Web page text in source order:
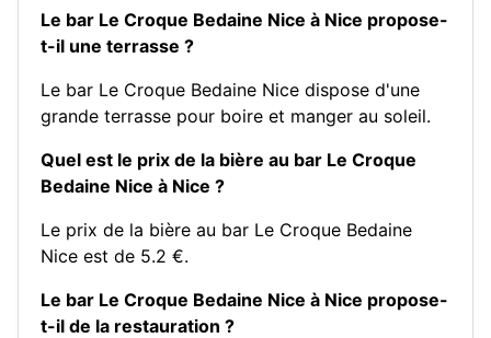
Le bar Le Croque Bedaine Nice à Nice propose-
t-il une terrasse ?
Le bar Le Croque Bedaine Nice dispose d'une
grande terrasse pour boire et manger au soleil.
Quel est le prix de la bière au bar Le Croque
Bedaine Nice à Nice ?
Le prix de la bière au bar Le Croque Bedaine
Nice est de 5.2 €.
Le bar Le Croque Bedaine Nice à Nice propose-
t-il de la restauration ?